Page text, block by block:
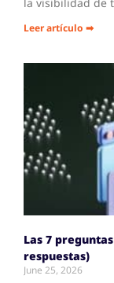
Leer artículo ➡
Las 7
respuestas)
June 25, 2026